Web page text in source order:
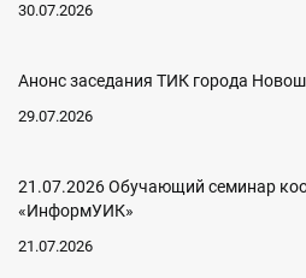
30.07.2026
Анонс заседания ТИК города
29.07.2026
21.07.2026 Обучающий семинар
«ИнформУИК»
21.07.2026